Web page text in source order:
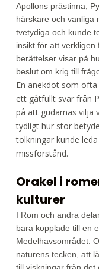
Apollons prästinna,
härskare och vanliga
tvetydiga och kunde
insikt för att
berättelser visar på
beslut om krig till
En anekdot som
ett gåtfullt svar från
på att gudarnas vilja
tydligt hur stor
tolkningar kunde
missförstånd.
Orakel i
kulturer
I Rom och andra
bara kopplade till en
Medelhavsområdet.
naturens tecken, att
till viskningar från det